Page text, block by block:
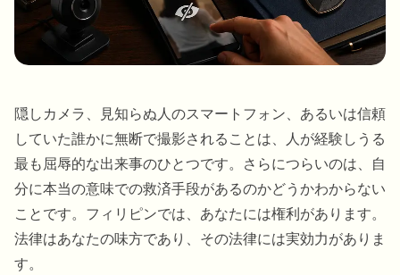
一括背景除去
隠しカメラ、見知らぬ人のスマートフォン、あるいは信頼
していた誰かに無断で撮影されることは、人が経験しうる
最も屈辱的な出来事のひとつです。さらにつらいのは、自
分に本当の意味での救済手段があるのかどうかわからない
ことです。フィリピンでは、あなたには権利があります。
法律はあなたの味方であり、その法律には実効力がありま
す。